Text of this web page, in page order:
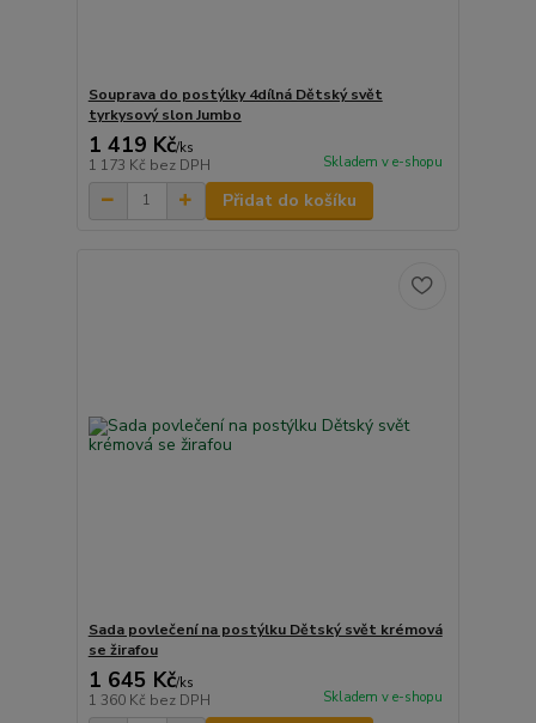
Souprava do postýlky 4dílná Dětský svět
tyrkysový slon Jumbo
1 419 Kč/ks
1 173 Kč bez DPH Skladem v e-shopu
Přidat do košíku
Sada povlečení na postýlku Dětský svět krémová
se žirafou
1 645 Kč/ks
1 360 Kč bez DPH Skladem v e-shopu